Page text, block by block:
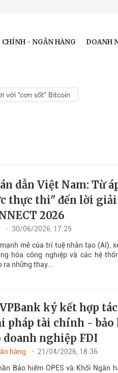
CHÍNH - NGÂN HÀNG DOANH
với “cơn sốt” Bitcoin
dẫn Việt Nam: Từ
thực thi" đến lời
2026
30/06/2026, 17:25
mẽ của trí tuệ nhân tạo (AI),
hóa công nghiệp và các hệ
những thay...
VPBank ký kết hợp
pháp tài chính - bảo
doanh nghiệp FDI
hàng
21/04/2026, 18:36
Bảo hiểm OPES và Khối Ngân